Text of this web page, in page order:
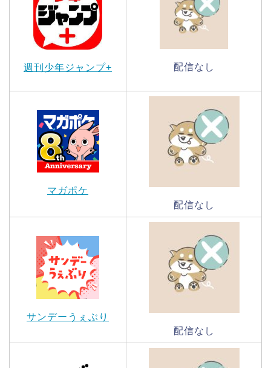
週刊少年ジャンプ+ 配信なし
マガポケ
配信なし
サンデーうぇぶり
配信なし